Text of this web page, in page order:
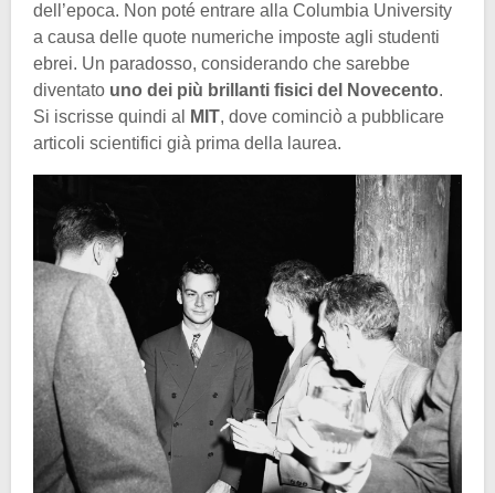
dell’epoca. Non poté entrare alla Columbia University
a causa delle quote numeriche imposte agli studenti
ebrei. Un paradosso, considerando che sarebbe
diventato uno dei più brillanti fisici del Novecento.
Si iscrisse quindi al
MIT, dove cominciò a pubblicare
articoli scientifici già prima della laurea.